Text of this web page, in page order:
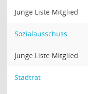
Junge Liste Mitglied
Sozialausschuss
Junge Liste Mitglied
Stadtrat